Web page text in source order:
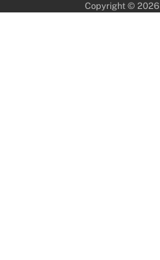
Copyright © 2026